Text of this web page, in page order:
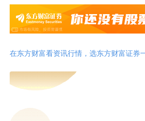
在东方财富看资讯行情，选东方财富证券